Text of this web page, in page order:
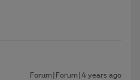
Forum|Forum|4 years ago